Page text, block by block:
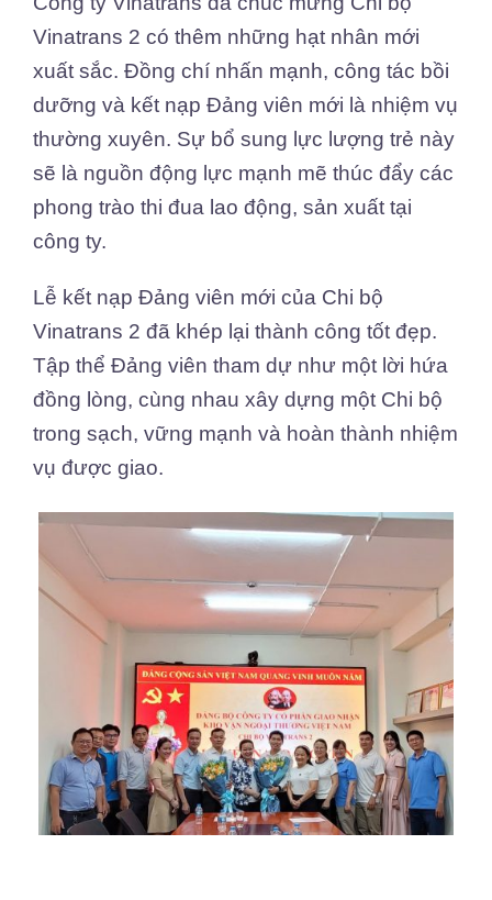
Vinatrans 2 có thêm những hạt nhân mới
xuất sắc. Đồng chí nhấn mạnh, công tác bồi
dưỡng và kết nạp Đảng viên mới là nhiệm vụ
thường xuyên. Sự bổ sung lực lượng trẻ này
sẽ là nguồn động lực mạnh mẽ thúc đẩy các
phong trào thi đua lao động, sản xuất tại
công ty.
Lễ kết nạp Đảng viên mới của Chi bộ
Vinatrans 2 đã khép lại thành công tốt đẹp.
Tập thể Đảng viên tham dự như một lời hứa
đồng lòng, cùng nhau xây dựng một Chi bộ
trong sạch, vững mạnh và hoàn thành nhiệm
vụ được giao.